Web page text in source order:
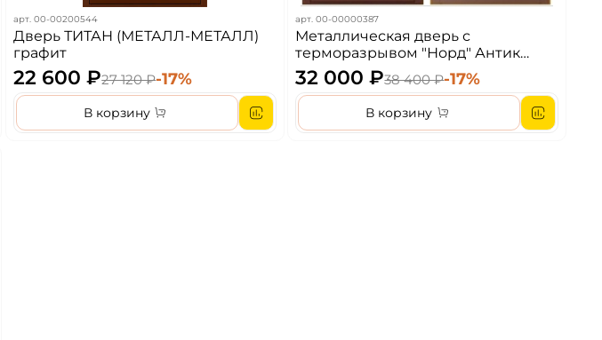
арт.00-00200544
Дверь ТИТАН (МЕТАЛЛ-МЕТАЛЛ)
графит
22 600 ₽27 120 ₽-17%
В корзину
арт.00-00000387
Металлическая дверь с
терморазрывом "Норд" Антик
Медь/Шале снежный
32 000 ₽38 400 ₽-17%
В корзину